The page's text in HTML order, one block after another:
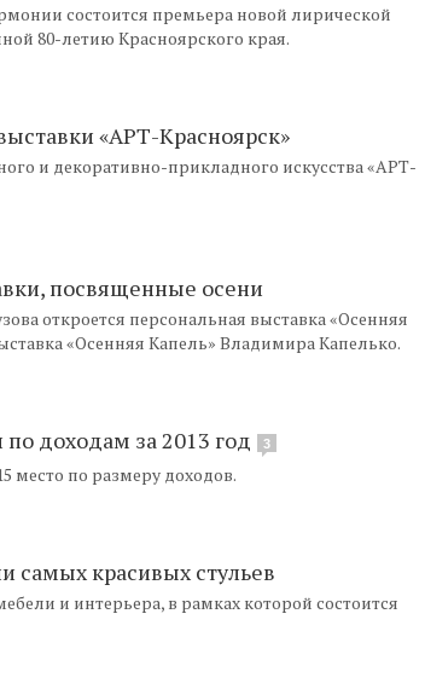
состоится премьера новой лирической
80-летию Красноярского края.
«АРТ-Красноярск»
и декоративно-прикладного искусства «АРТ-
посвященные осени
откроется персональная выставка «Осенняя
«Осенняя Капель» Владимира Капелько.
доходам за 2013 год 3
место по размеру доходов.
самых красивых стульев
и интерьера, в рамках которой состоится